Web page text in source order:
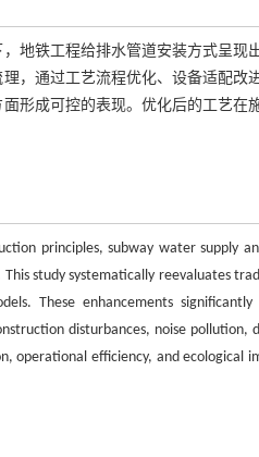
地铁工程给排水管道安装方式呈
，通过工艺流程优化、设备适配
形成可控的表现。优化后的工艺
principles, subway water supply
study systematically reevaluates
These enhancements
disturbances, noise pollution,
operational efficiency, and ecological